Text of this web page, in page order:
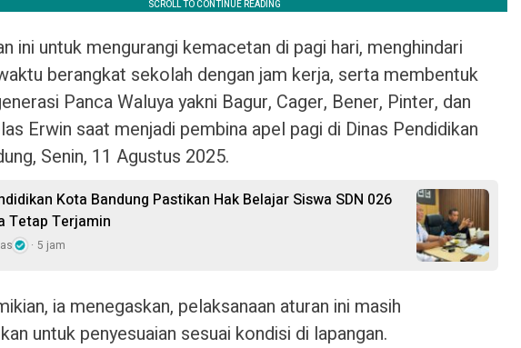
ini untuk mengurangi kemacetan di pagi hari, menghindari
berangkat sekolah dengan jam kerja, serta membentuk
Panca Waluya yakni Bagur, Cager, Bener, Pinter, dan
Erwin saat menjadi pembina apel pagi di Dinas Pendidikan
Senin, 11 Agustus 2025.
Kota Bandung Pastikan Hak Belajar Siswa SDN 026
Tetap Terjamin
5 jam
ia menegaskan, pelaksanaan aturan ini masih
untuk penyesuaian sesuai kondisi di lapangan.